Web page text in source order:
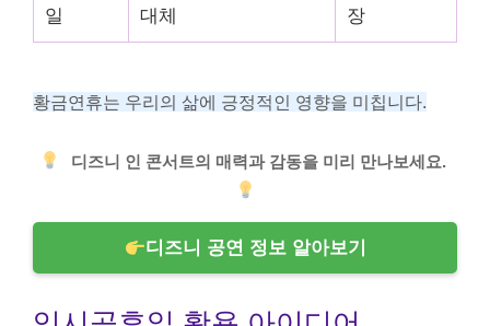
일
대체
장
황금연휴는 우리의 삶에 긍정적인 영향을 미칩니다.
디즈니 인 콘서트의 매력과 감동을 미리 만나보세요.
디즈니 공연 정보 알아보기